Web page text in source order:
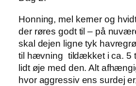
Honning, mel kerner og
der røres godt til – på
skal dejen ligne tyk
til hævning tildækket i ca. 5
lidt øje med den. Alt
hvor aggressiv ens surdej